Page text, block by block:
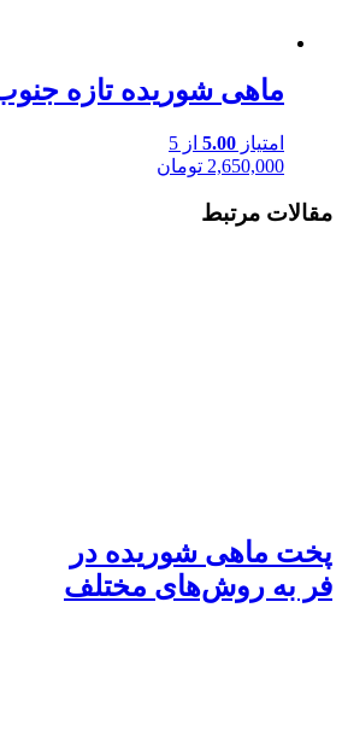
ماهی شوریده تازه
امتیاز 5.00 از 5
2,650,000 تومان
مقالات مرتبط
پخت ماهی شوریده در
فر به روش‌های مختلف